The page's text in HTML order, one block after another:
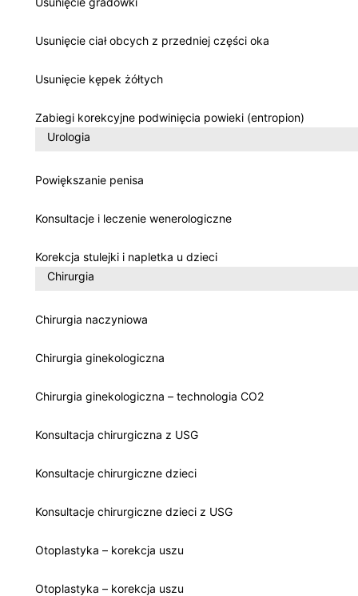
Usunięcie ciał obcych z przedniej części oka
Usunięcie kępek żółtych
Zabiegi korekcyjne podwinięcia powieki (entropion)
Urologia
Powiększanie penisa
Konsultacje i leczenie wenerologiczne
Korekcja stulejki i napletka u dzieci
Chirurgia
Chirurgia naczyniowa
Chirurgia ginekologiczna
Chirurgia ginekologiczna – technologia CO2
Konsultacja chirurgiczna z USG
Konsultacje chirurgiczne dzieci
Konsultacje chirurgiczne dzieci z USG
Otoplastyka – korekcja uszu
Otoplastyka – korekcja uszu